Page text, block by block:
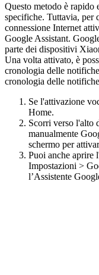
Questo metodo è rapido
specifiche. Tuttavia, per
connessione Internet
Google Assistant.
parte dei dispositivi
Una volta attivato, è
cronologia delle
cronologia delle
Se l'attivazione
Home.
Scorri verso l'alto
manualmente
schermo per
Puoi anche aprire
Impostazioni >
l’Assistente